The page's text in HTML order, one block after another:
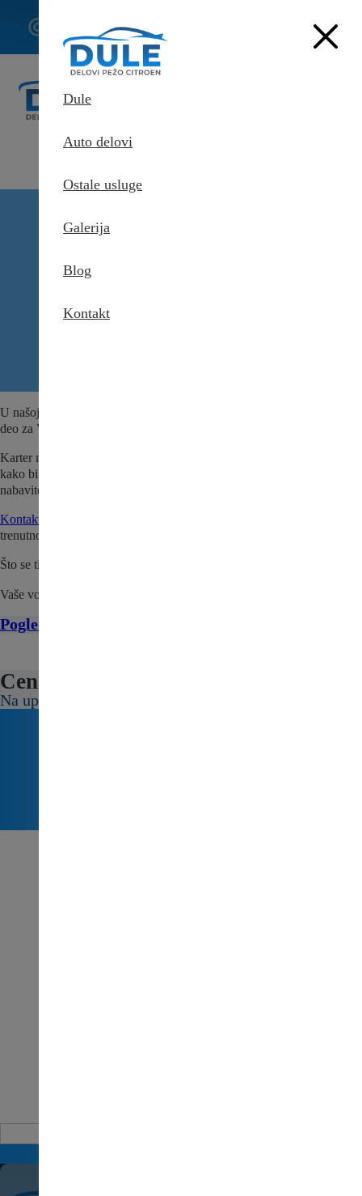
Dule
Auto delovi
Ostale usluge
Galerija
Blog
Kontakt
407
Karter motora za Pežo 408
Delovi Pežo i Citroen - DULE
U našoj ponudi nalazi se i Karter motora za Pežo 408 – polovni auto
deo za Vaše vozilo. Dostupno odmah za brzu porudžbinu i zamenu.
Karter motora za Pežo 408 se pre prodaje detaljno pregleda i testira
kako bi se utvrdio da je sve spremno za naše kupce. Iskoristite priliku i
nabavite kvalitetan, polovni deo po povoljnoj ceni.
Kontaktirajte nas
trenutno na stanju.
Što se tiče cene, pošaljite nam upit ili nas kontaktirajte.
Vaše vozilo zaslužuje najbolje!
Pogledajte sve delove za Pežo 408 ovde
Cena:
Na upit